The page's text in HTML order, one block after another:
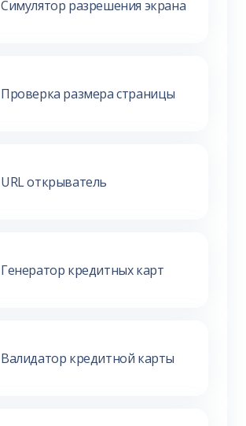
Симулятор разрешения экрана
Проверка размера страницы
URL открыватель
Генератор кредитных карт
Валидатор кредитной карты